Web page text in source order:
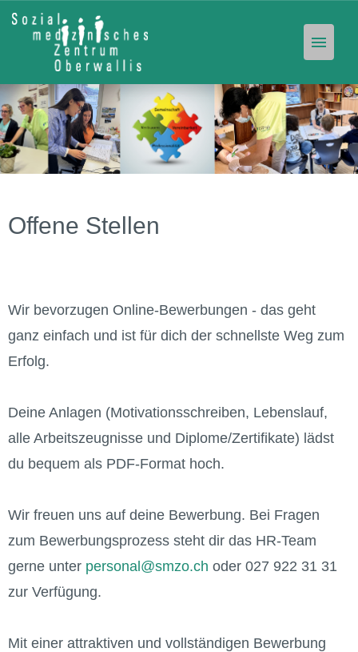
Offene Stellen
Unser Angebot
Offene Stellen
Wir bevorzugen Online-Bewerbungen - das geht
ganz einfach und ist für dich der schnellste Weg zum
Erfolg.
Deine Anlagen (Motivationsschreiben, Lebenslauf,
alle Arbeitszeugnisse und Diplome/Zertifikate) lädst
du bequem als PDF-Format hoch.
Wir freuen uns auf deine Bewerbung. Bei Fragen
zum Bewerbungsprozess steht dir das HR-Team
gerne unter personal@smzo.ch oder 027 922 31 31
zur Verfügung.
Mit einer attraktiven und vollständigen Bewerbung